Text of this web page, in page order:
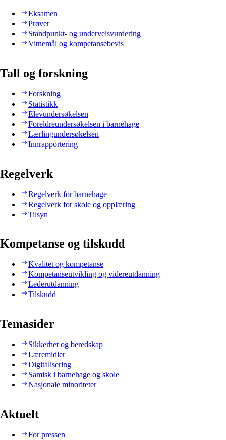
Eksamen
Prøver
Standpunkt- og underveisvurdering
Vitnemål og kompetansebevis
Tall og forskning
Forskning
Statistikk
Elevundersøkelsen
Foreldreundersøkelsen i barnehage
Lærlingundersøkelsen
Innrapportering
Regelverk
Regelverk for barnehage
Regelverk for skole og opplæring
Tilsyn
Kompetanse og tilskudd
Kvalitet og kompetanse
Kompetanseutvikling og videreutdanning
Lederutdanning
Tilskudd
Temasider
Sikkerhet og beredskap
Læremidler
Digitalisering
Samisk i barnehage og skole
Nasjonale minoriteter
Aktuelt
For pressen